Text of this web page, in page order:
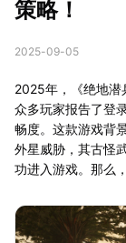
策略！
2025-09-05
2025年，《绝地潜
众多玩家报告了登
畅度。这款游戏背
外星威胁，其古怪
功进入游戏。那么